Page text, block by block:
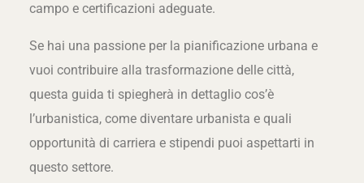
campo e certificazioni adeguate.
Se hai una passione per la pianificazione urbana e
vuoi contribuire alla trasformazione delle città,
questa guida ti spiegherà in dettaglio cos’è
l’urbanistica, come diventare urbanista e quali
opportunità di carriera e stipendi puoi aspettarti in
questo settore.